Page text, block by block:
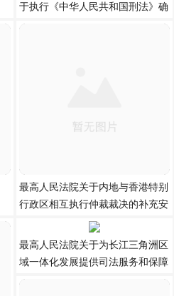
于执行《中华人民共和国刑法》确
最高人民法院关于内地与香港特别
行政区相互执行仲裁裁决的补充安
最高人民法院关于为长江三角洲区
域一体化发展提供司法服务和保障